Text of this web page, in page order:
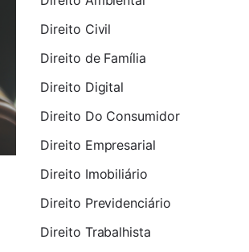
Direito Civil
Direito de Família
Direito Digital
Direito Do Consumidor
Direito Empresarial
Direito Imobiliário
Direito Previdenciário
Direito Trabalhista